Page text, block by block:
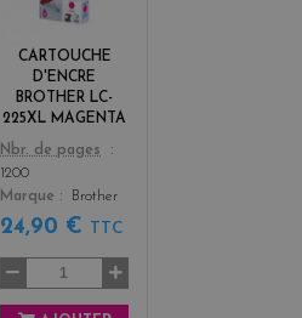
CARTOUCHE
D'ENCRE
BROTHER LC-
225XL MAGENTA
Color
n
a
Nbr. de pages
1200
Marque
Brother
24,90 € TTC